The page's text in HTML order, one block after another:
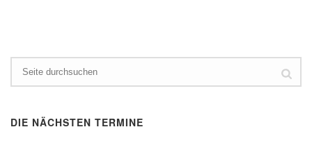
DIE NÄCHSTEN TERMINE